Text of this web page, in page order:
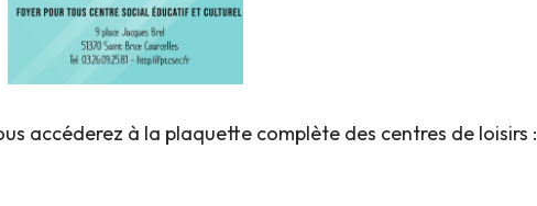
accéderez à la plaquette complète des centres de loisirs :